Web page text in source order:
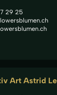
29 25
Art Astrid